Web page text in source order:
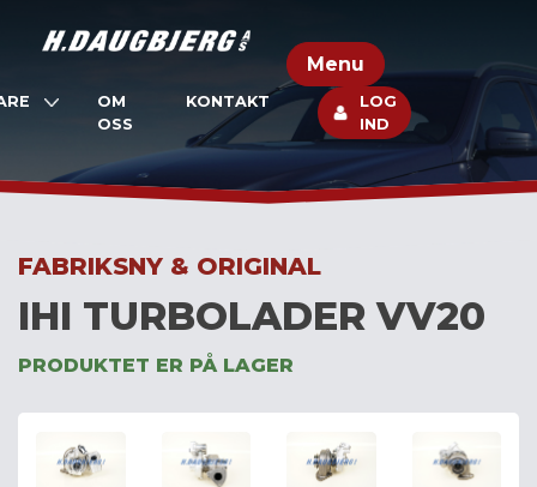
Menu
OM
OSS
KONTAKT
LOG
IND
FABRIKSNY & ORIGINAL
IHI TURBOLADER VV20
PRODUKTET ER PÅ LAGER